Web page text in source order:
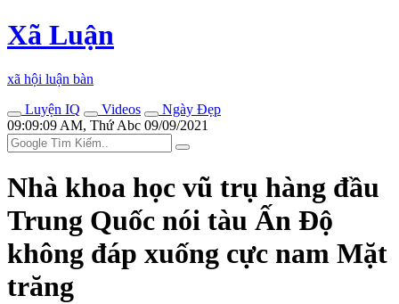
Xã Luận
xã hội luận bàn
Luyện IQ
Videos
Ngày Đẹp
09:09:09 AM, Thứ Abc 09/09/2021
Nhà khoa học vũ trụ hàng đầu
Trung Quốc nói tàu Ấn Độ
không đáp xuống cực nam Mặt
trăng